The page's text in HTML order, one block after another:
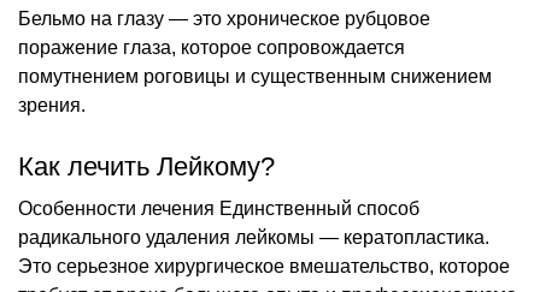
Бельмо на глазу — это хроническое рубцовое
поражение глаза, которое сопровождается
помутнением роговицы и существенным снижением
зрения.
Как лечить Лейкому?
Особенности лечения Единственный способ
радикального удаления лейкомы — кератопластика.
Это серьезное хирургическое вмешательство, которое